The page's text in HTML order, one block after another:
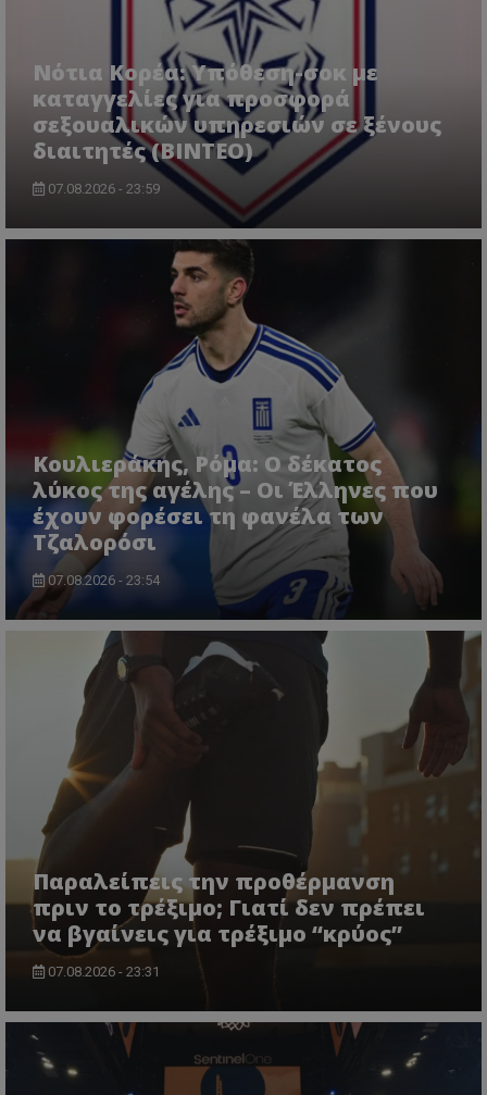
Νότια Κορέα: Υπόθεση-σοκ με
καταγγελίες για προσφορά
σεξουαλικών υπηρεσιών σε ξένους
διαιτητές (BINTEO)
07.08.2026 - 23:59
Κουλιεράκης, Ρόμα: Ο δέκατος
λύκος της αγέλης – Οι Έλληνες που
έχουν φορέσει τη φανέλα των
Τζαλορόσι
07.08.2026 - 23:54
Παραλείπεις την προθέρμανση
πριν το τρέξιμο; Γιατί δεν πρέπει
να βγαίνεις για τρέξιμο “κρύος”
07.08.2026 - 23:31